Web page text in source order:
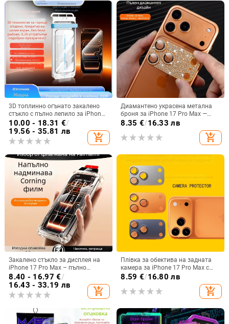
3D топлинно огънато закалено
стъкло с пълно лепило за iPhone
17 Pro Max, съвместимо с iPhone
16Pm/15, инсталация без прах за
секунди
10.00 - 18.31 €/
19.56 - 35.81 лв
add_shopping_cart
Диамантено украсена метална
броня за iPhone 17 Pro Max —
интегриран филм за лещата,
защита на задната камера, HD,
удароустойчива и
8.35 €/16.33 лв
add_shopping_cart
Закалено стъкло за дисплея на
iPhone 17 Pro Max – пълно
покритие, против падане
8.40 - 16.97 €/
16.43 - 33.19 лв
add_shopping_cart
Плівка за обектива на задната
камера за iPhone 17 Pro Max с
матова защита
8.59 €/16.80 лв
add_shopping_cart